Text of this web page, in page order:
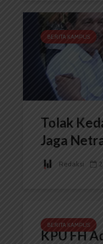
BERITA KAMPUS
Tolak
Jaga
Redaksi
BERITA KAMPUS
KPU FH